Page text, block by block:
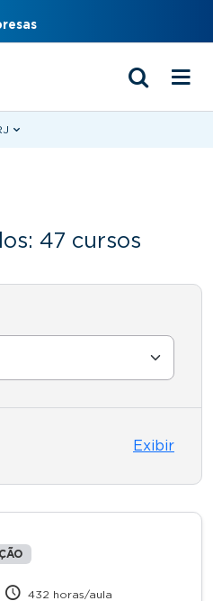
47 cursos
Exibir
432 horas/aula